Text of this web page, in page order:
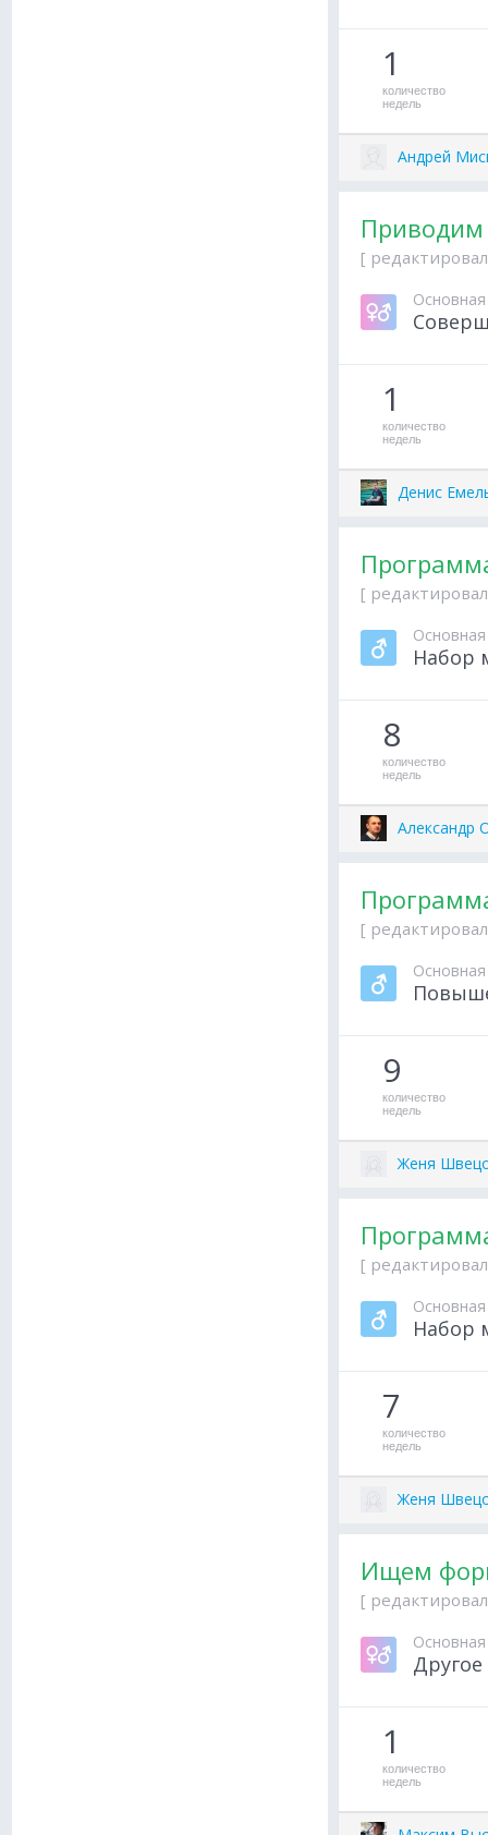
1
количество
недель
Андрей
Приводим
[
1
количество
недель
Денис
[
Набор
8
количество
недель
Александр
[
9
количество
недель
Женя
[
Набор
7
количество
недель
Женя
Ищем
[
Другое
1
количество
недель